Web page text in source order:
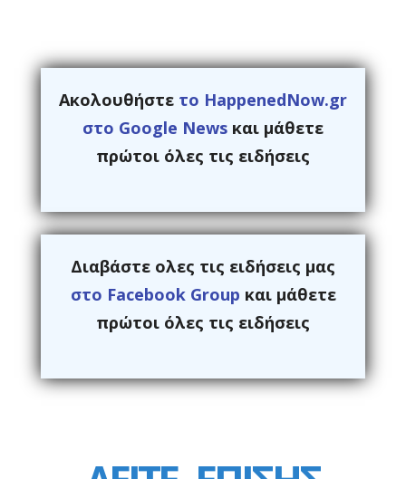
Ακολουθήστε το HappenedNow.gr
στο Google News και μάθετε
πρώτοι όλες τις ειδήσεις
Διαβάστε ολες τις ειδήσεις μας
στο Facebook Group και μάθετε
πρώτοι όλες τις ειδήσεις